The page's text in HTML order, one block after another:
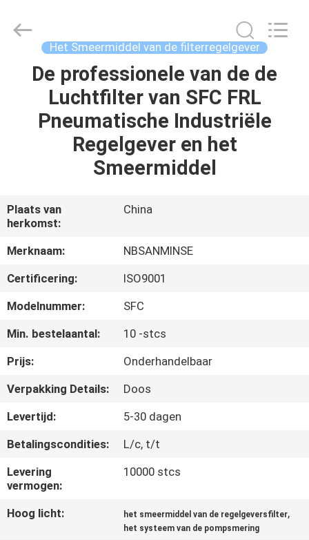
HUIS
PRODUCTEN
ONGEVEER
FABRIEKSREIS
KWALITEITSCONTROLE
CONTACTEER
ONS
NIEUWS
VERZOEK
OM EEN
CITAAT
SITEMAP
Export
Co.,Ltd..
Het Smeermiddel van de filterregelgever
De professionele van de de
Luchtfilter van SFC FRL
Pneumatische Industriële
Regelgever en het
Smeermiddel
Plaats van
herkomst:
China
Merknaam:
NBSANMINSE
Certificering:
ISO9001
Modelnummer:
SFC
Min. bestelaantal:
10 -stcs
Prijs:
Onderhandelbaar
Verpakking Details:
Doos
Levertijd:
5-30 dagen
Betalingscondities:
L/c, t/t
Levering
vermogen:
10000 stcs
Hoog licht: het smeermiddel van de regelgeversfilter,
het systeem van de pompsmering